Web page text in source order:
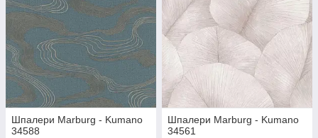
Шпалери Marburg - Kumano
34588
Шпалери Marburg - Kumano
34561